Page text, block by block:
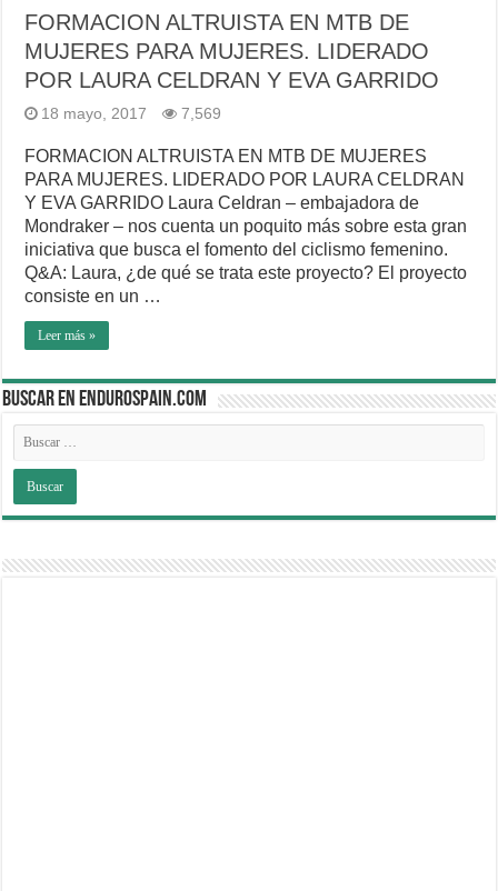
FORMACION ALTRUISTA EN MTB DE
MUJERES PARA MUJERES. LIDERADO
POR LAURA CELDRAN Y EVA GARRIDO
18 mayo, 2017 7,569
FORMACION ALTRUISTA EN MTB DE MUJERES
PARA MUJERES. LIDERADO POR LAURA CELDRAN
Y EVA GARRIDO Laura Celdran – embajadora de
Mondraker – nos cuenta un poquito más sobre esta gran
iniciativa que busca el fomento del ciclismo femenino.
Q&A: Laura, ¿de qué se trata este proyecto? El proyecto
consiste en un …
Leer más »
BUSCAR EN ENDUROSPAIN.COM